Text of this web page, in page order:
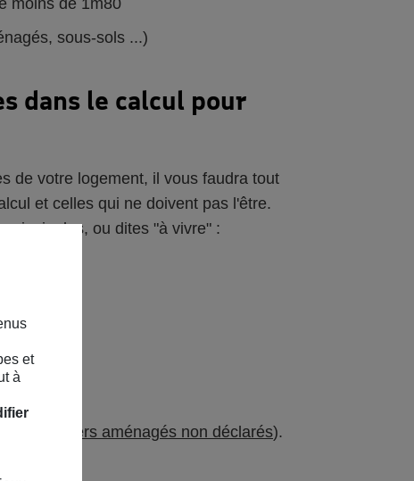
sous-sols ...)
dans le calcul pour
de votre logement, il vous faudra tout
et celles qui ne doivent pas l'être.
ou dites "à vivre" :
aux
greniers aménagés non déclarés).
et
à